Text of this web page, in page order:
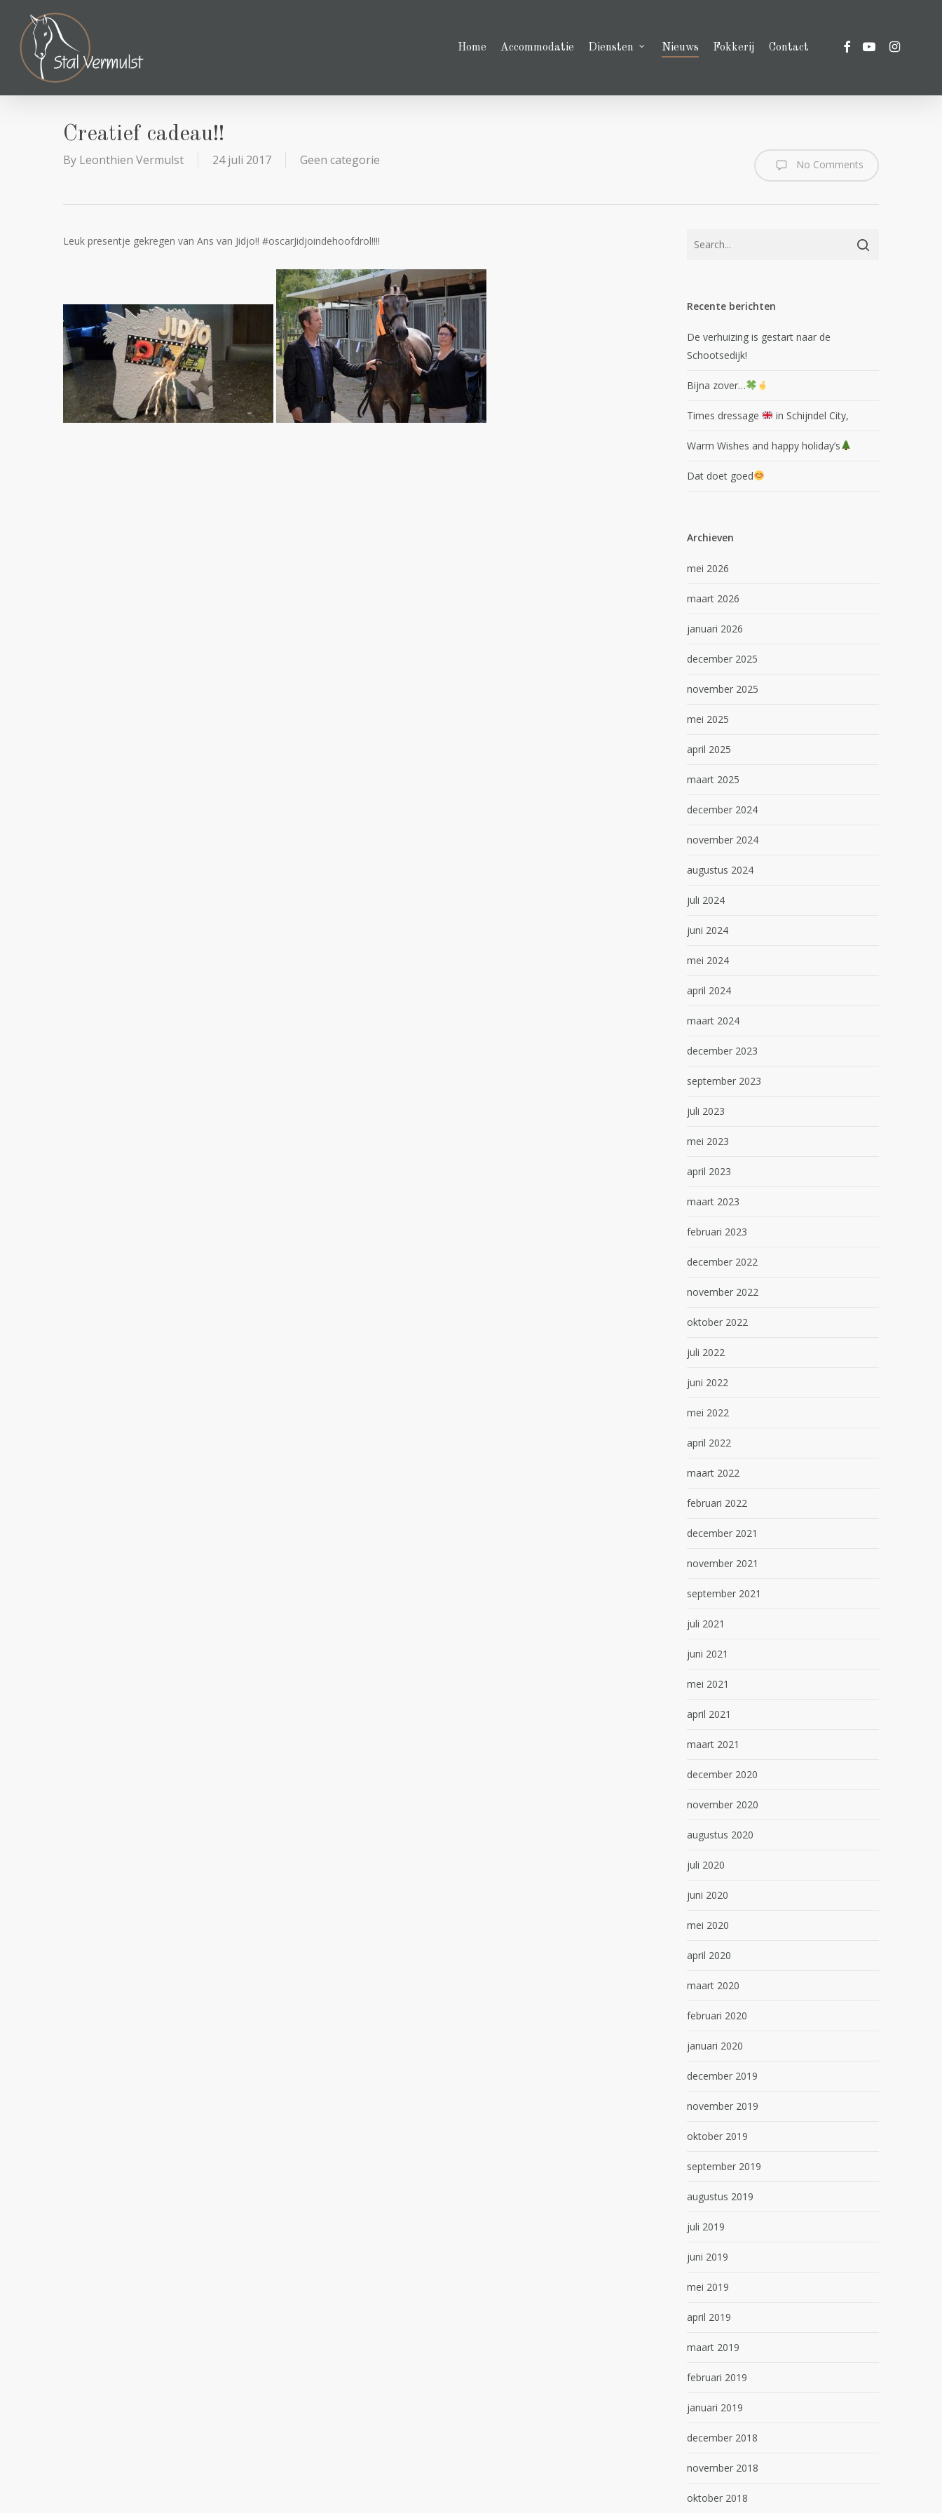
main
content
Home Accommodatie Diensten Nieuws Fokkerij Contact facebookyoutubeinstagram
Creatief cadeau!!
By Leonthien Vermulst 24 juli 2017 Geen categorie No Comments
Leuk presentje gekregen van Ans van Jidjo!! #oscarJidjoindehoofdrol!!!!
Recente berichten
De verhuizing is gestart naar de
Schootsedijk!
Bijna zover…
Times dressage in Schijndel City,
Warm Wishes and happy holiday’s
Dat doet goed
Archieven
mei 2026
maart 2026
januari 2026
december 2025
november 2025
mei 2025
april 2025
maart 2025
december 2024
november 2024
augustus 2024
juli 2024
juni 2024
mei 2024
april 2024
maart 2024
december 2023
september 2023
juli 2023
mei 2023
april 2023
maart 2023
februari 2023
december 2022
november 2022
oktober 2022
juli 2022
juni 2022
mei 2022
april 2022
maart 2022
februari 2022
december 2021
november 2021
september 2021
juli 2021
juni 2021
mei 2021
april 2021
maart 2021
december 2020
november 2020
augustus 2020
juli 2020
juni 2020
mei 2020
april 2020
maart 2020
februari 2020
januari 2020
december 2019
november 2019
oktober 2019
september 2019
augustus 2019
juli 2019
juni 2019
mei 2019
april 2019
maart 2019
februari 2019
januari 2019
december 2018
november 2018
oktober 2018